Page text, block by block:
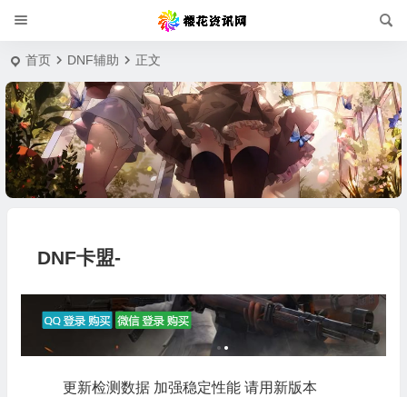
首页 DNF辅助 正文
DNF卡盟-
更新检测数据 加强稳定性能 请用新版本